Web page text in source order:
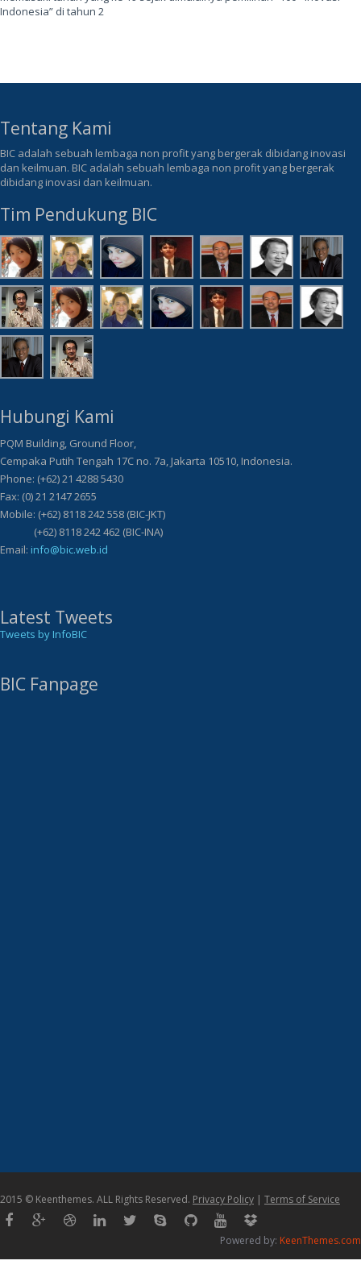
Indonesia” di tahun 2
Tentang Kami
BIC adalah sebuah lembaga non profit yang bergerak dibidang inovasi
dan keilmuan. BIC adalah sebuah lembaga non profit yang bergerak
dibidang inovasi dan keilmuan.
Tim Pendukung BIC
Hubungi Kami
PQM Building, Ground Floor,
Cempaka Putih Tengah 17C no. 7a, Jakarta 10510, Indonesia.
Phone: (+62) 21 4288 5430
Fax: (0) 21 2147 2655
Mobile: (+62) 8118 242 558 (BIC-JKT)
(+62) 8118 242 462 (BIC-INA)
Email: info@bic.web.id
Latest Tweets
Tweets by InfoBIC
BIC Fanpage
2015 © Keenthemes. ALL Rights Reserved. Privacy Policy | Terms of Service
Powered by: KeenThemes.com